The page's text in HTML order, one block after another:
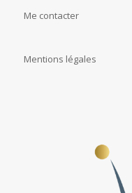
Me contacter
Mentions légales